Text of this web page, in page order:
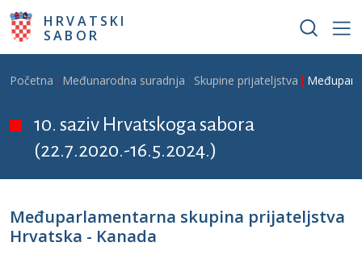
Skoči na glavni sadržaj
HRVATSKI
SABOR
Breadcrumb
Početna Međunarodna suradnja Skupine prijateljstva
10. saziv Hrvatskoga sabora
(22.7.2020.-16.5.2024.)
Međuparlamentarna skupina prijateljstva
Hrvatska - Kanada